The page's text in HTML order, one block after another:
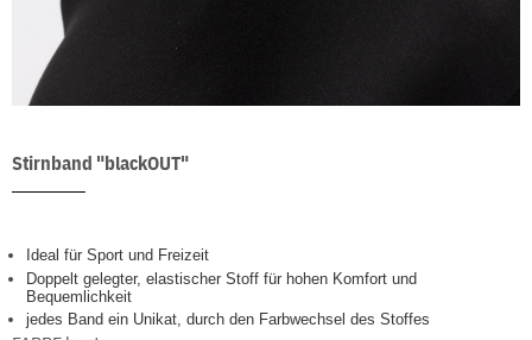
Stirnband "blackOUT"
Ideal für Sport und Freizeit
Doppelt gelegter, elastischer Stoff für hohen Komfort und
Bequemlichkeit
jedes Band ein Unikat, durch den Farbwechsel des Stoffes